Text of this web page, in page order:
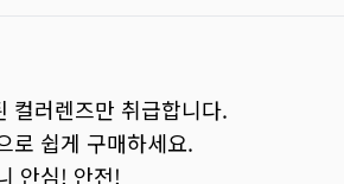
컬러렌즈만 취급합니다.
로 쉽게 구매하세요.
안심! 안전!